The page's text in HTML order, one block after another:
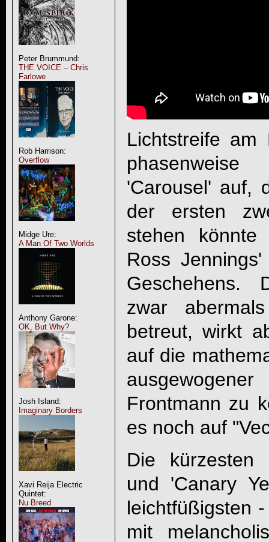
Peter Brummund:
THE VOICE – Chris
Farlowe
Rob Harrison:
Overflow
Midge Ure:
A Man Of Two Worlds
Anthony Garone:
OK, But Why?
Josh Island:
Imaginary Borders
Xavi Reija Electric
Quintet:
Nu Breed
Lichtstreife
'Carousel' auf,
der ersten
stehen
Ross
Geschehens.
zwar
betreut, wirkt
auf die
Frontmann zu
es noch auf
Die kürzesten
und 'Canary
leichtfüßigsten
mit